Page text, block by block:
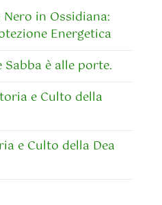
in Ossidiana:
Energetica
è alle porte.
e Culto della
e Culto della Dea